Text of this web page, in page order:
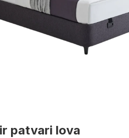
patvari lova